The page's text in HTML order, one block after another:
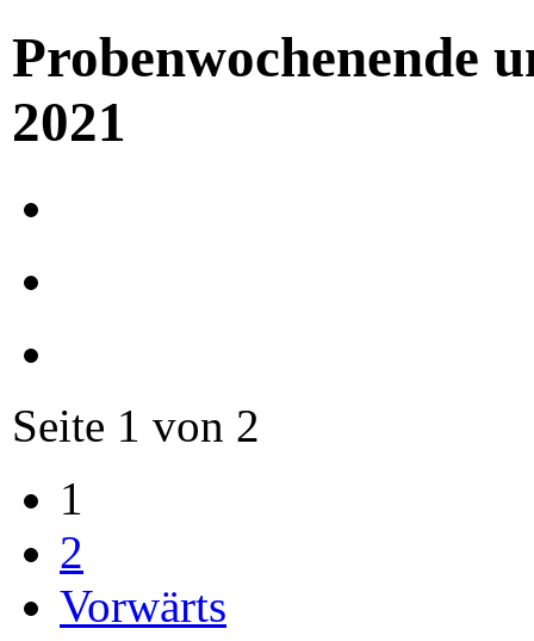
Probenwochenende
2021
Seite 1 von 2
1
2
Vorwärts